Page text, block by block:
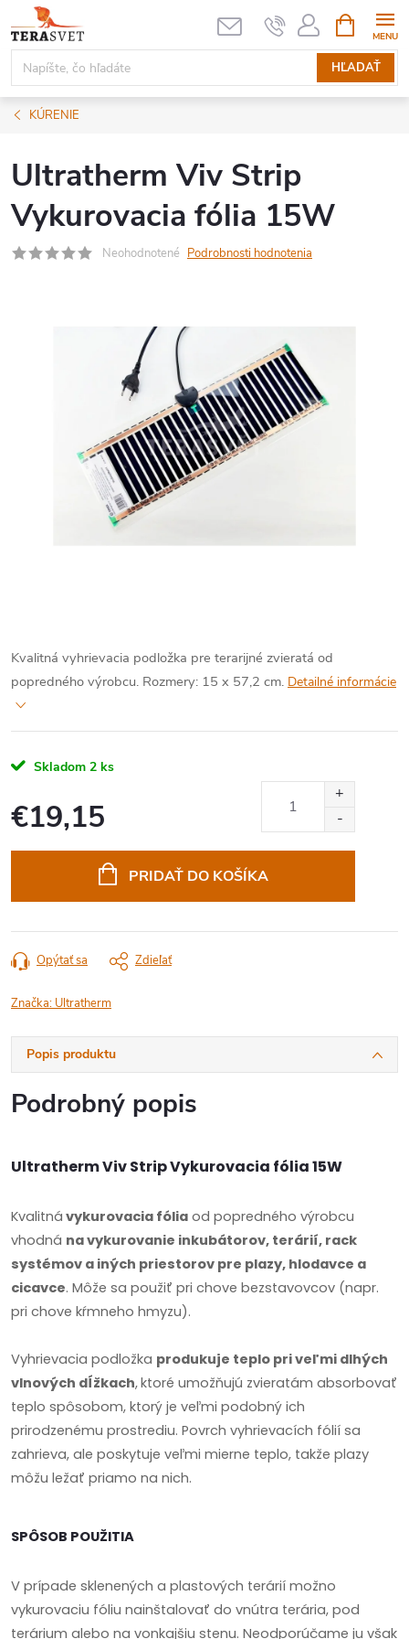
na
obsah
HĽADAŤ
KOŠÍK
KÚRENIE
Ultratherm Viv Strip
Vykurovacia fólia 15W
Neohodnotené Podrobnosti hodnotenia
Kvalitná vyhrievacia podložka pre terarijné zvieratá od
popredného výrobcu. Rozmery: 15 x 57,2 cm. Detailné informácie
Skladom 2 ks
€19,15
PRIDAŤ DO KOŠÍKA
Opýtať sa Zdieľať
Značka: Ultratherm
Popis produktu
Podrobný popis
Ultratherm Viv Strip Vykurovacia fólia 15W
Kvalitná vykurovacia fólia od popredného výrobcu
vhodná na vykurovanie inkubátorov, terárií, rack
systémov a iných priestorov pre plazy, hlodavce a
cicavce. Môže sa použiť pri chove bezstavovcov (napr.
pri chove kŕmneho hmyzu).
Vyhrievacia podložka produkuje teplo pri veľmi dlhých
vlnových dĺžkach,ktoré umožňujú zvieratám absorbovať
teplo spôsobom, ktorý je veľmi podobný ich
prirodzenému prostrediu. Povrch vyhrievacích fólií sa
zahrieva, ale poskytuje veľmi mierne teplo, takže plazy
môžu ležať priamo na nich.
SPÔSOB POUŽITIA
V prípade sklenených a plastových terárií možno
vykurovaciu fóliu nainštalovať do vnútra terária, pod
terárium alebo na vonkajšiu stenu. Neodporúčame ju však